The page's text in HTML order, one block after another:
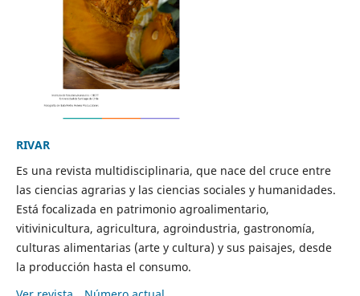
RIVAR
Es una revista multidisciplinaria, que nace del cruce entre
las ciencias agrarias y las ciencias sociales y humanidades.
Está focalizada en patrimonio agroalimentario,
vitivinicultura, agricultura, agroindustria, gastronomía,
culturas alimentarias (arte y cultura) y sus paisajes, desde
la producción hasta el consumo.